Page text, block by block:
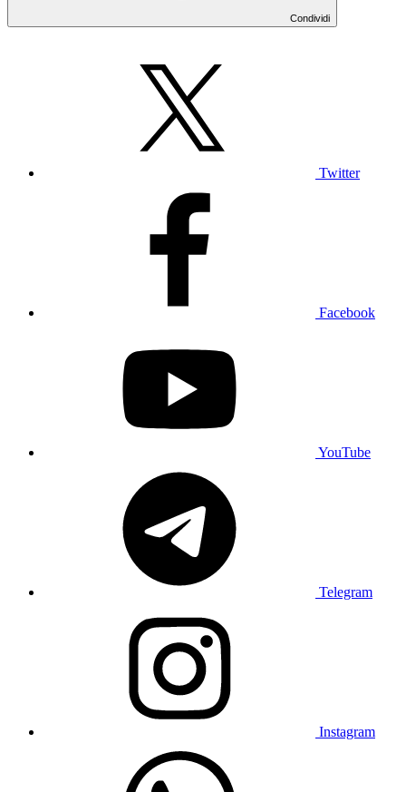
Condividi
Twitter
Facebook
YouTube
Telegram
Instagram